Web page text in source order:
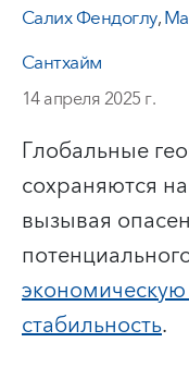
Салих Фендоглу,
Сантхайм
14 апреля 2025 г.
Глобальные
сохраняются
вызывая
стабильность.